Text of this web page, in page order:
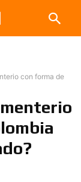
con forma de